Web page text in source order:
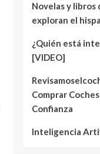
Novelas y libros
exploran el
¿Quién está
[VIDEO]
Comprar
Confianza
Inteligencia